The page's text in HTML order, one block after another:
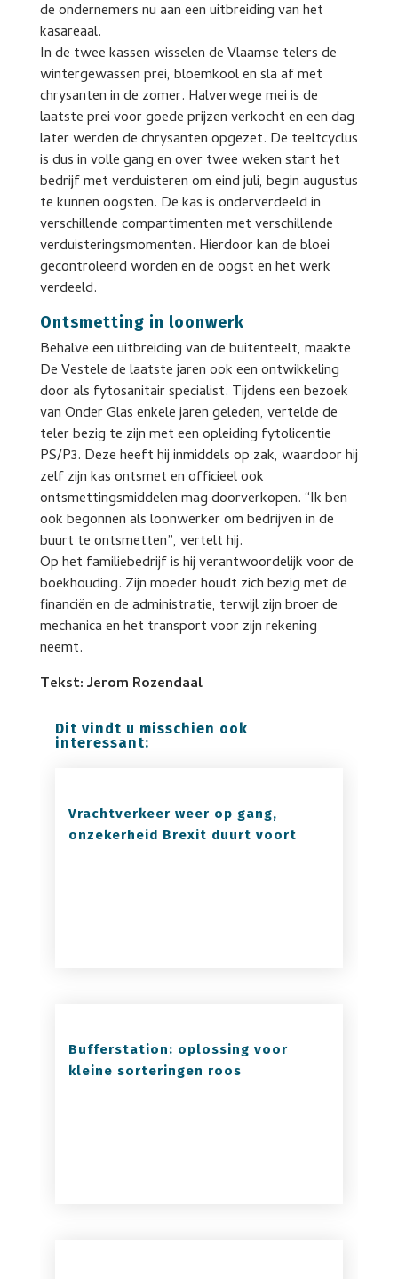
de ondernemers nu aan een uitbreiding van het
kasareaal.
In de twee kassen wisselen de Vlaamse telers de
wintergewassen prei, bloemkool en sla af met
chrysanten in de zomer. Halverwege mei is de
laatste prei voor goede prijzen verkocht en een dag
later werden de chrysanten opgezet. De teeltcyclus
is dus in volle gang en over twee weken start het
bedrijf met verduisteren om eind juli, begin augustus
te kunnen oogsten. De kas is onderverdeeld in
verschillende compartimenten met verschillende
verduisteringsmomenten. Hierdoor kan de bloei
gecontroleerd worden en de oogst en het werk
verdeeld.
Ontsmetting in loonwerk
Behalve een uitbreiding van de buitenteelt, maakte
De Vestele de laatste jaren ook een ontwikkeling
door als fytosanitair specialist. Tijdens een bezoek
van Onder Glas enkele jaren geleden, vertelde de
teler bezig te zijn met een opleiding fytolicentie
PS/P3. Deze heeft hij inmiddels op zak, waardoor hij
zelf zijn kas ontsmet en officieel ook
ontsmettingsmiddelen mag doorverkopen. “Ik ben
ook begonnen als loonwerker om bedrijven in de
buurt te ontsmetten”, vertelt hij.
Op het familiebedrijf is hij verantwoordelijk voor de
boekhouding. Zijn moeder houdt zich bezig met de
financiën en de administratie, terwijl zijn broer de
mechanica en het transport voor zijn rekening
neemt.
Tekst: Jerom Rozendaal
Dit vindt u misschien ook
interessant:
Vrachtverkeer weer op gang,
onzekerheid Brexit duurt voort
Bufferstation: oplossing voor
kleine sorteringen roos